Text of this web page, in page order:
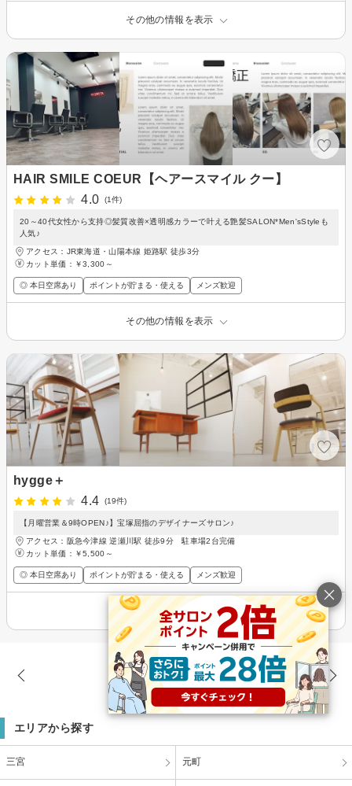
その他の情報を表示
HAIR SMILE COEUR【ヘアースマイル クー】
4.0
(1件)
20～40代女性から支持◎髪質改善×透明感カラーで叶える艶髪SALON*Men'sStyleも
人気♪
アクセス：JR東海道・山陽本線 姫路駅 徒歩3分
カット単価： ￥3,300～
◎ 本日空席あり ポイントが貯まる・使える メンズ歓迎
その他の情報を表示
hygge＋
4.4
(19件)
【月曜営業＆9時OPEN♪】宝塚屈指のデザイナーズサロン♪
アクセス：阪急今津線 逆瀬川駅 徒歩9分 駐車場2台完備
カット単価： ￥5,500～
◎ 本日空席あり ポイントが貯まる・使える メンズ歓迎
その他の情報を表示
82件
(2/3ページ)
エリアから探す
三宮 元町